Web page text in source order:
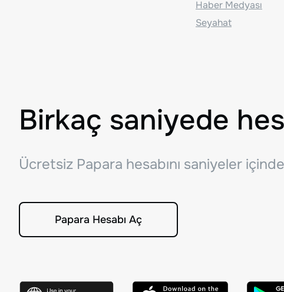
Haber Medyası
Seyahat
Birkaç saniyede
Ücretsiz Papara hesabını saniyeler
Papara Hesabı Aç